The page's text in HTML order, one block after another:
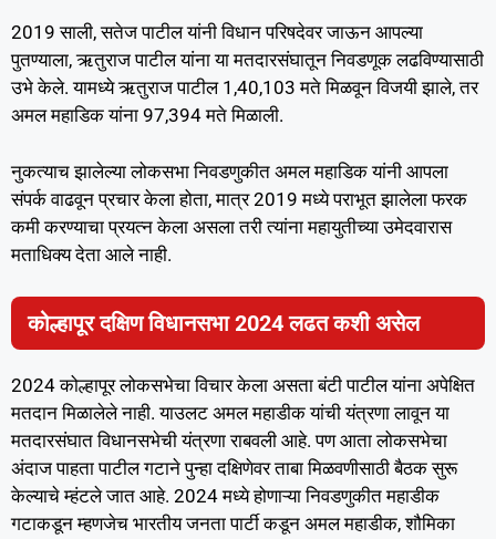
2019 साली, सतेज पाटील यांनी विधान परिषदेवर जाऊन आपल्या
पुतण्याला, ऋतुराज पाटील यांना या मतदारसंघातून निवडणूक लढविण्यासाठी
उभे केले. यामध्ये ऋतुराज पाटील 1,40,103 मते मिळवून विजयी झाले, तर
अमल महाडिक यांना 97,394 मते मिळाली.
नुकत्याच झालेल्या लोकसभा निवडणुकीत अमल महाडिक यांनी आपला
संपर्क वाढवून प्रचार केला होता, मात्र 2019 मध्ये पराभूत झालेला फरक
कमी करण्याचा प्रयत्न केला असला तरी त्यांना महायुतीच्या उमेदवारास
मताधिक्य देता आले नाही.
कोल्हापूर दक्षिण विधानसभा 2024 लढत कशी असेल
2024 कोल्हापूर लोकसभेचा विचार केला असता बंटी पाटील यांना अपेक्षित
मतदान मिळालेले नाही. याउलट अमल महाडीक यांची यंत्रणा लावून या
मतदारसंघात विधानसभेची यंत्रणा राबवली आहे. पण आता लोकसभेचा
अंदाज पाहता पाटील गटाने पुन्हा दक्षिणेवर ताबा मिळवणीसाठी बैठक सुरू
केल्याचे म्हंटले जात आहे. 2024 मध्ये होणाऱ्या निवडणुकीत महाडीक
गटाकडून म्हणजेच भारतीय जनता पार्टी कडून अमल महाडीक, शौमिका